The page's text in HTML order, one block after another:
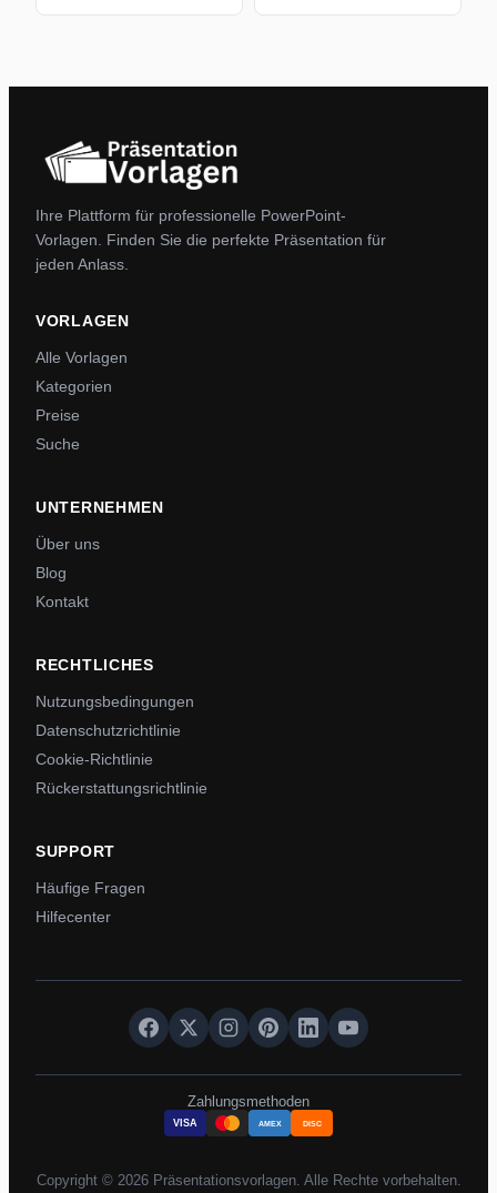
Ihre Plattform für professionelle PowerPoint-
Vorlagen. Finden Sie die perfekte Präsentation für
jeden Anlass.
VORLAGEN
Alle Vorlagen
Kategorien
Preise
Suche
UNTERNEHMEN
Über uns
Blog
Kontakt
RECHTLICHES
Nutzungsbedingungen
Datenschutzrichtlinie
Cookie-Richtlinie
Rückerstattungsrichtlinie
SUPPORT
Häufige Fragen
Hilfecenter
Zahlungsmethoden
VISA AMEX DISC
Copyright © 2026 Präsentationsvorlagen. Alle Rechte vorbehalten.